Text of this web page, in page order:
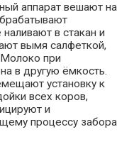
аппарат вешают на
в стакан и
вымя салфеткой,
при
в другую ёмкость.
установку к
всех коров,
и
процессу забора